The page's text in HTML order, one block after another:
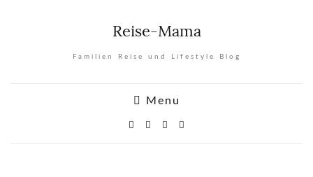
Reise-Mama
Familien Reise und Lifestyle Blog
Menu